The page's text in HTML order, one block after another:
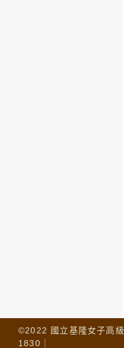
©2022 國立基隆女子高
1830｜